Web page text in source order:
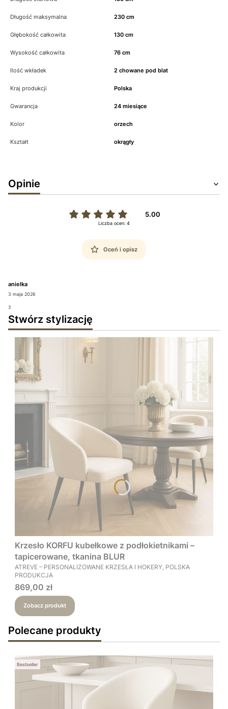
Długość maksymalna 230 cm
Głębokość całkowita 130 cm
Wysokość całkowita 76 cm
Ilość wkładek 2 chowane pod blat
Kraj produkcji Polska
Gwarancja 24 miesiące
Kolor orzech
Kształt okrągły
Opinie
5.00
Liczba ocen: 4
Oceń i opisz
anielka
3 maja 2026
:)
Stwórz stylizację
Krzesło KORFU kubełkowe z podłokietnikami –
tapicerowane, tkanina BLUR
PRODUCENT
ATREVE – PERSONALIZOWANE KRZESŁA I HOKERY, POLSKA
PRODUKCJA
Cena
869,00 zł
Zobacz produkt
Polecane produkty
Bestseller